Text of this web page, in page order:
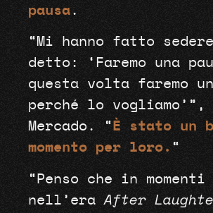
pausa.
“Mi hanno fatto
detto: ‘Faremo una
questa volta faremo
perché lo vogliamo’”,
Mercado. “ È stato un
momento per loro. “
“Penso che in
nell’eraAfter